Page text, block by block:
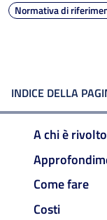
Normativa di
INDICE DELLA
A chi è rivolto
Come fare
Costi